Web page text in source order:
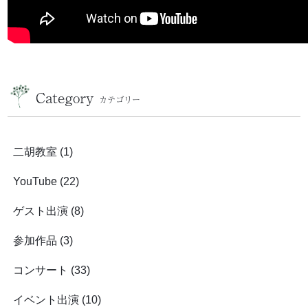
Category カテゴリー
二胡教室 (1)
YouTube (22)
ゲスト出演 (8)
参加作品 (3)
コンサート (33)
イベント出演 (10)